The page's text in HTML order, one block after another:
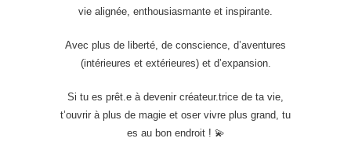
vie alignée, enthousiasmante et inspirante.
Avec plus de liberté, de conscience, d’aventures
(intérieures et extérieures) et d’expansion.
Si tu es prêt.e à devenir créateur.trice de ta vie,
t’ouvrir à plus de magie et oser vivre plus grand, tu
es au bon endroit ! 💫